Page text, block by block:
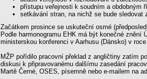
přístupu veřejnosti k soudním a obdobným
setkávání stran, na nichž se bude sledovat
Začátkem prosince se uskuteční osmé
Podle harmonogramu EHK má být konečné
ministerskou konferenci v Aarhusu (Dánsko) v
MŽP pořídilo pracovní překlad z angličtiny zatím
diskusi k připravovanému dalšímu zasedání
Martě Černé, OSES, písemně nebo e-mailem na